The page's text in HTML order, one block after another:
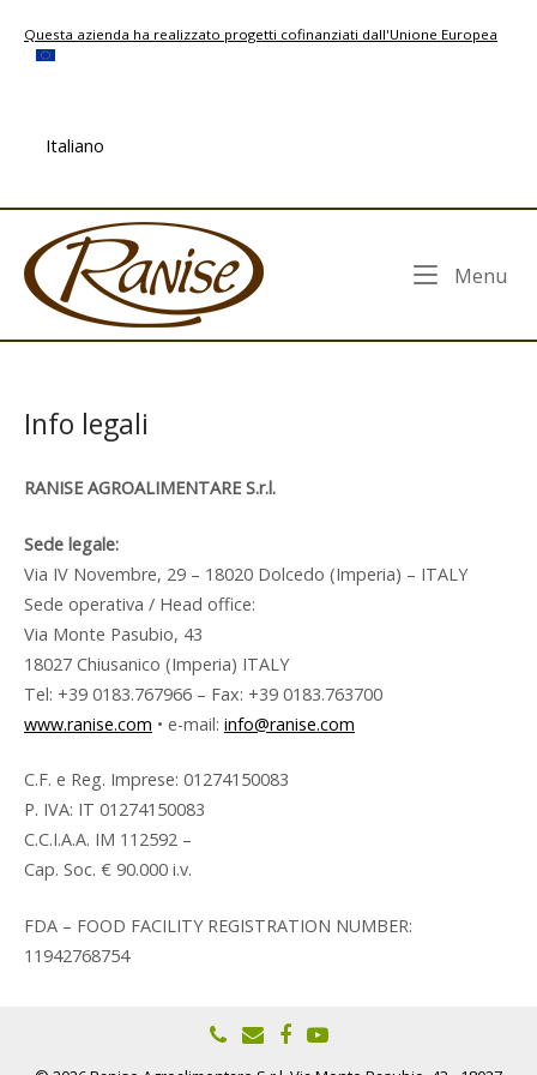
content
Questa azienda ha realizzato progetti cofinanziati dall'Unione Europea
Italiano
Home
Menu
Info legali
RANISE AGROALIMENTARE S.r.l.
Sede legale:
Via IV Novembre, 29 – 18020 Dolcedo (Imperia) – ITALY
Sede operativa / Head office:
Via Monte Pasubio, 43
18027 Chiusanico (Imperia) ITALY
Tel: +39 0183.767966 – Fax: +39 0183.763700
www.ranise.com • e-mail: info@ranise.com
C.F. e Reg. Imprese: 01274150083
P. IVA: IT 01274150083
C.C.I.A.A. IM 112592 –
Cap. Soc. € 90.000 i.v.
FDA – FOOD FACILITY REGISTRATION NUMBER:
11942768754